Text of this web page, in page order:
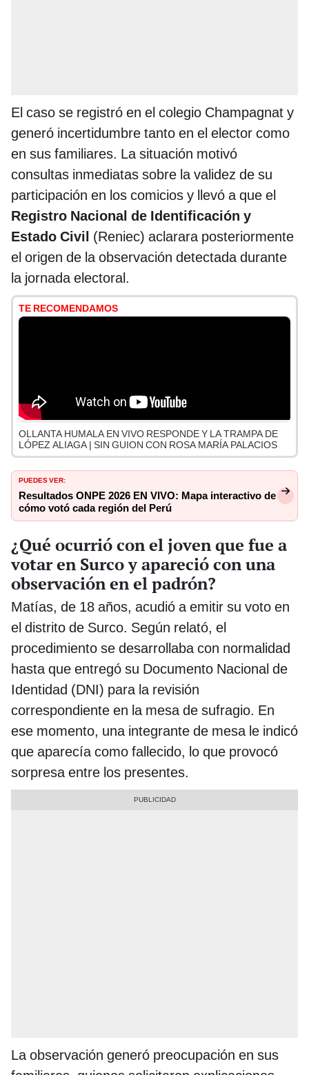
El caso se registró en el colegio Champagnat y
generó incertidumbre tanto en el elector como
en sus familiares. La situación motivó
consultas inmediatas sobre la validez de su
participación en los comicios y llevó a que el
Registro Nacional de Identificación y
Estado Civil (Reniec) aclarara posteriormente
el origen de la observación detectada durante
la jornada electoral.
TE RECOMENDAMOS
OLLANTA HUMALA EN VIVO RESPONDE Y LA TRAMPA DE
LÓPEZ ALIAGA | SIN GUION CON ROSA MARÍA PALACIOS
PUEDES VER:
Resultados ONPE 2026 EN VIVO: Mapa interactivo de
cómo votó cada región del Perú
¿Qué ocurrió con el joven que fue a
votar en Surco y apareció con una
observación en el padrón?
Matías, de 18 años, acudió a emitir su voto en
el distrito de Surco. Según relató, el
procedimiento se desarrollaba con normalidad
hasta que entregó su Documento Nacional de
Identidad (DNI) para la revisión
correspondiente en la mesa de sufragio. En
ese momento, una integrante de mesa le indicó
que aparecía como fallecido, lo que provocó
sorpresa entre los presentes.
La observación generó preocupación en sus